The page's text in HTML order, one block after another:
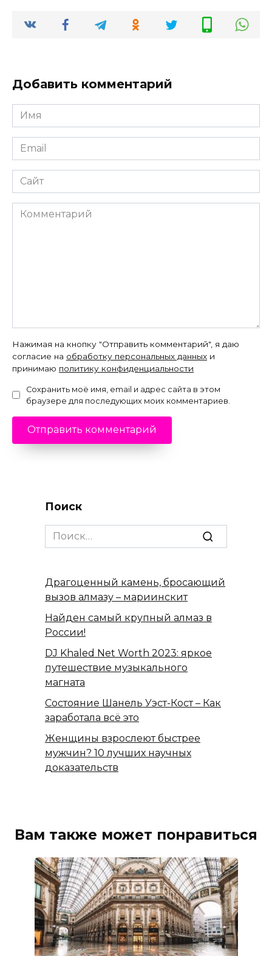
Добавить комментарий
Имя
*
Email
*
Сайт
Комментарий
Нажимая на кнопку "Отправить комментарий", я даю
согласие на обработку персональных данных и
принимаю политику конфиденциальности
Сохранить моё имя, email и адрес сайта в этом
браузере для последующих моих комментариев.
Поиск
Search
for:
Драгоценный камень, бросающий
вызов алмазу – мариинскит
Найден самый крупный алмаз в
России!
DJ Khaled Net Worth 2023: яркое
путешествие музыкального
магната
Состояние Шанель Уэст-Кост – Как
заработала всё это
Женщины взрослеют быстрее
мужчин? 10 лучших научных
доказательств
Вам также может понравиться